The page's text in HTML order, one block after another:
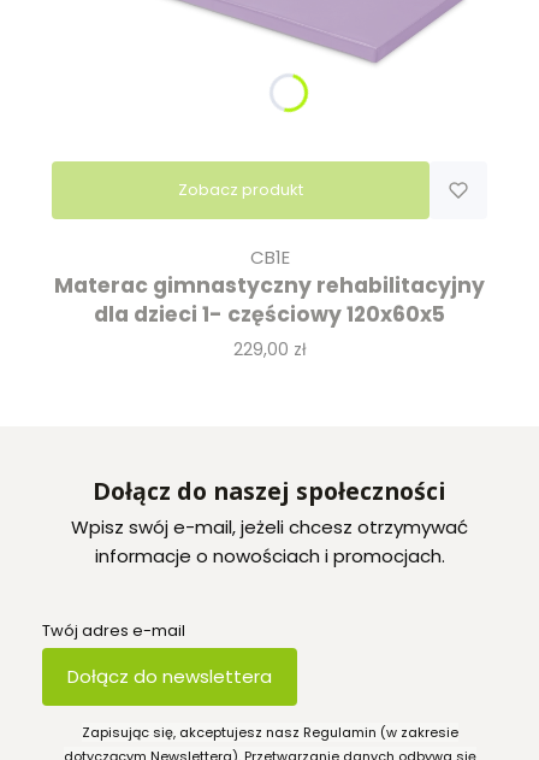
Zobacz produkt
CB1E
Materac gimnastyczny rehabilitacyjny
dla dzieci 1- częściowy 120x60x5
Cena
229,00 zł
Dołącz do naszej społeczności
Wpisz swój e-mail, jeżeli chcesz otrzymywać
informacje o nowościach i promocjach.
Twój adres e-mail
Dołącz do newslettera
Zapisując się, akceptujesz nasz Regulamin (w zakresie
dotyczącym Newslettera). Przetwarzanie danych odbywa się